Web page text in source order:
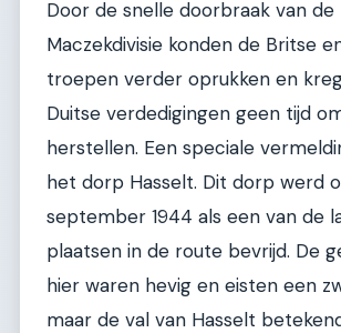
Door de snelle doorbraak van de
Maczekdivisie konden de Britse
troepen verder oprukken en
Duitse verdedigingen geen tijd
herstellen. Een speciale
het dorp Hasselt. Dit dorp werd
september 1944 als een van de
plaatsen in de route bevrijd. De
hier waren hevig en eisten een
maar de val van Hasselt